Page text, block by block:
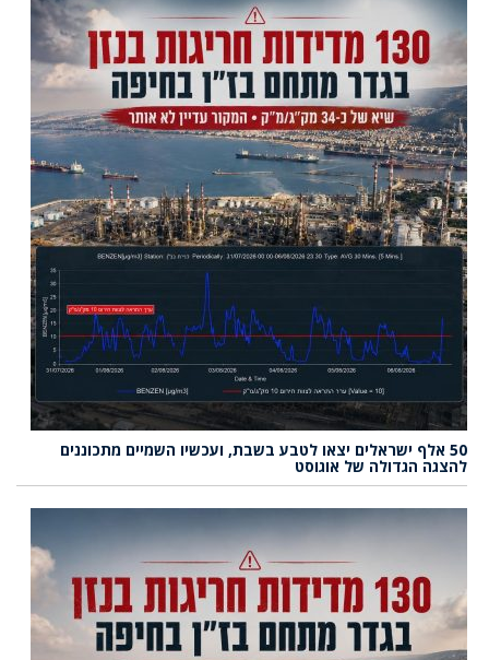
50 אלף ישראלים יצאו לטבע בשבת, ועכשיו השמיים מתכוננים
להצגה הגדולה של אוגוסט